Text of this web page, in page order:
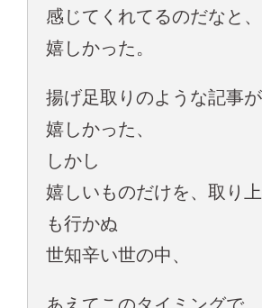
感じてくれてるのだなと、
嬉しかった。
揚げ足取りのような記事
嬉しかった、
しかし
嬉しいものだけを、取り
も行かぬ
世知辛い世の中、